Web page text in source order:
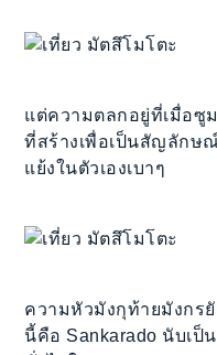
แต่ความตลกอยู่ที่เมื่อซู
ที่สร้างเพื่อเป็นสัญลัก
แย้งในตัวเองเบาๆ
ความหัวมังกุท้ายมังกร
นี้คือ Sankarado นับเป็